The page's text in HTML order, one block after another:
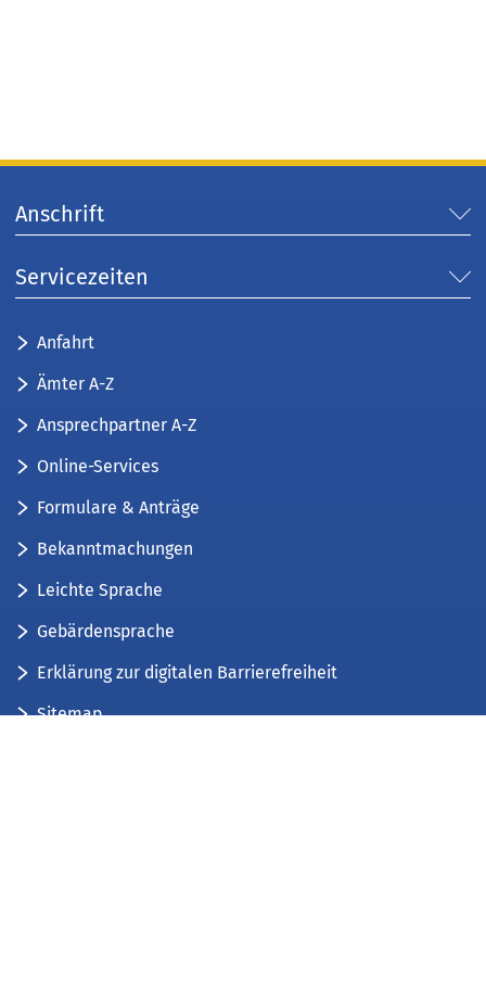
Anschrift
Servicezeiten
Anfahrt
Ämter A-Z
Ansprechpartner A-Z
Online-Services
Formulare & Anträge
Bekanntmachungen
Leichte Sprache
Gebärdensprache
Erklärung zur digitalen Barrierefreiheit
Sitemap